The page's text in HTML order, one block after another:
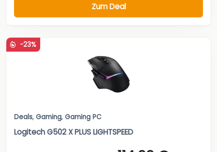
Zum Deal
-23%
Deals, Gaming, Gaming PC
Logitech G502 X PLUS LIGHTSPEED